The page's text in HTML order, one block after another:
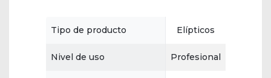
Tipo de producto Elípticos
Nivel de uso Profesional